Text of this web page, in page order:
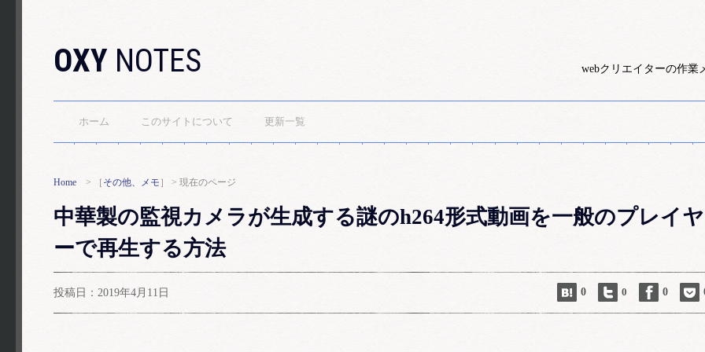
OXY NOTES webクリエイターの作業
ホーム このサイトについて 更新一覧
Home > ［ その他、メモ ］ > 現在のページ
中華製の監視カメラが生成する謎のh264形式動画を一般のプレイヤ
ーで再生する方法
投稿日：2019年4月11日 0 0 0